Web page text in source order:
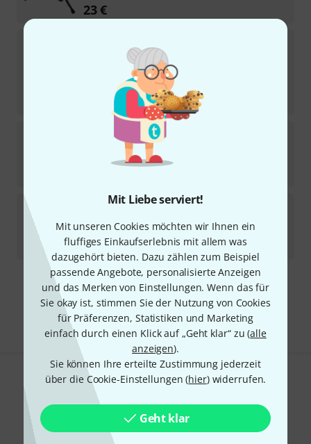
Mit Liebe serviert!
Mit unseren Cookies möchten wir Ihnen ein
fluffiges Einkaufserlebnis mit allem was
dazugehört bieten. Dazu zählen zum Beispiel
passende Angebote, personalisierte Anzeigen
und das Merken von Einstellungen. Wenn das für
Sie okay ist, stimmen Sie der Nutzung von Cookies
für Präferenzen, Statistiken und Marketing
einfach durch einen Klick auf „Geht klar“ zu (alle
anzeigen).
Sie können Ihre erteilte Zustimmung jederzeit
über die Cookie-Einstellungen (hier) widerrufen.
Geht klar
23€
Sofort lieferbar
30-Tage-Bestpreis:211
Ulti-Boom Pro TB
18
Sofort lieferbar
UltimateTS 90 B B-Stock
Sofort lieferbar
86€
Kostenloser Versand ab 29 €
Alle Preise inkl. MwSt.
Gefällt Ihnen, was Sie sehen?
Hilfe & Feedback